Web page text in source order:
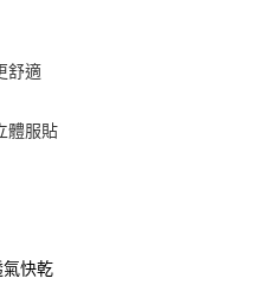
華泰商業銀行
遠東國際商業銀行
星展（台灣）商業銀行
款」的支付方式。 讓您購物簡單
需儲值。
舒適
體服貼
快乾